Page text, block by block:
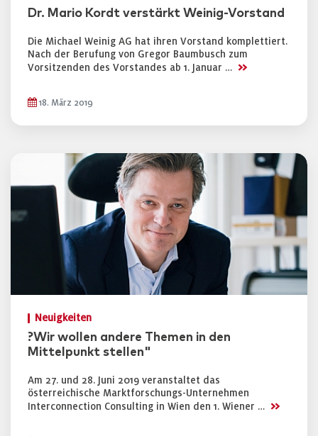
Dr. Mario Kordt verstärkt Weinig-Vorstand
Die Michael Weinig AG hat ihren Vorstand komplettiert.
Nach der Berufung von Gregor Baumbusch zum
Vorsitzenden des Vorstandes ab 1. Januar … >>
18. März 2019
Neuigkeiten
?Wir wollen andere Themen in den
Mittelpunkt stellen"
Am 27. und 28. Juni 2019 veranstaltet das
österreichische Marktforschungs-Unternehmen
Interconnection Consulting in Wien den 1. Wiener … >>